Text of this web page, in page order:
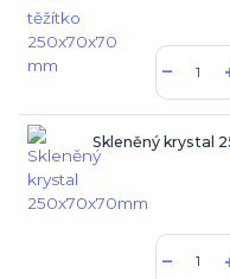
Skleněný krystal